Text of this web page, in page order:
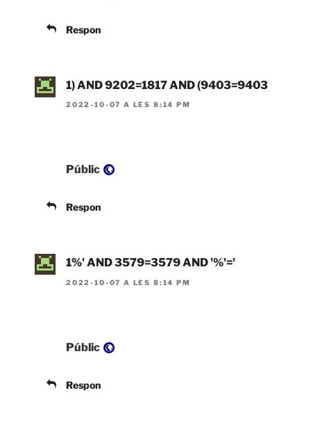
Respon
1) AND 9202=1817 AND (9403=9403
2022-10-07 A LES 8:14 PM
Públic
Respon
1%' AND 3579=3579 AND '%'='
2022-10-07 A LES 8:14 PM
Públic
Respon